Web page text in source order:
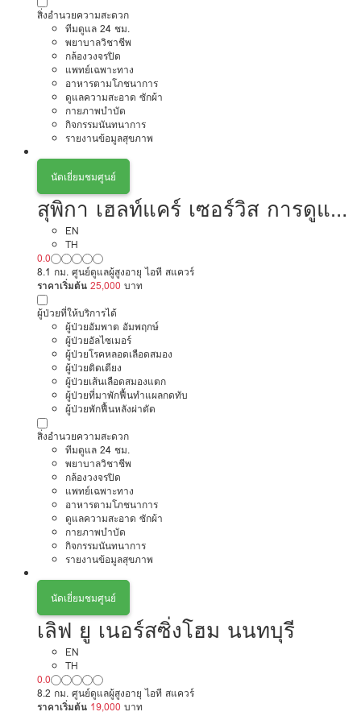
สิ่งอำนวยความสะดวก
ทีมดูแล 24 ชม.
พยาบาลวิชาชีพ
กล้องวงจรปิด
แพทย์เฉพาะทาง
อาหารตามโภชนาการ
ดูแลความสะอาด ซักผ้า
กายภาพบำบัด
กิจกรรมนันทนาการ
รายงานข้อมูลสุขภาพ
นัดเยี่ยมชมศูนย์
สุพิกา เฮลท์แคร์ เซอร์วิส การดูแล
ผู้สูงอายุหรือผู้มีภาวะพึ่งพิง
EN
TH
0.0
8.1 กม. ศูนย์ดูแลผู้สูงอายุ ไอที สแควร์
ราคาเริ่มต้น 25,000 บาท
ผู้ป่วยที่ให้บริการได้
ผู้ป่วยอัมพาต อัมพฤกษ์
ผู้ป่วยอัลไซเมอร์
ผู้ป่วยโรคหลอดเลือดสมอง
ผู้ป่วยติดเตียง
ผู้ป่วยเส้นเลือดสมองแตก
ผู้ป่วยที่มาพักฟื้นทำแผลกดทับ
ผู้ป่วยพักฟื้นหลังผ่าตัด
สิ่งอำนวยความสะดวก
ทีมดูแล 24 ชม.
พยาบาลวิชาชีพ
กล้องวงจรปิด
แพทย์เฉพาะทาง
อาหารตามโภชนาการ
ดูแลความสะอาด ซักผ้า
กายภาพบำบัด
กิจกรรมนันทนาการ
รายงานข้อมูลสุขภาพ
นัดเยี่ยมชมศูนย์
เลิฟ ยู เนอร์สซิ่งโฮม นนทบุรี
EN
TH
0.0
8.2 กม. ศูนย์ดูแลผู้สูงอายุ ไอที สแควร์
ราคาเริ่มต้น 19,000 บาท